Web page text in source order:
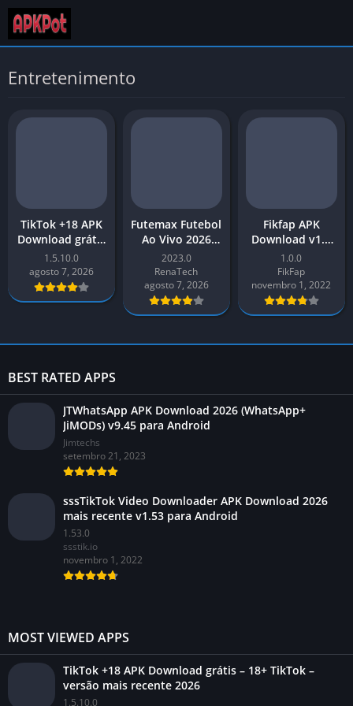
Entretenimento
TikTok +18 APK
Download grátis
– 18+ TikTok –
versão mais
recente 2026
1.5.10.0
agosto 7, 2026
Futemax Futebol
Ao Vivo 2026
Baixar APK para
Android
2023.0
RenaTech
agosto 7, 2026
Fikfap APK
Download v1.0
Versão mais
recente 2026
para Android
1.0.0
FikFap
novembro 1, 2022
BEST RATED APPS
JTWhatsApp APK Download 2026 (WhatsApp+
JiMODs) v9.45 para Android
Jimtechs
setembro 21, 2023
sssTikTok Video Downloader APK Download 2026
mais recente v1.53 para Android
1.53.0
ssstik.io
novembro 1, 2022
MOST VIEWED APPS
TikTok +18 APK Download grátis – 18+ TikTok –
versão mais recente 2026
1.5.10.0